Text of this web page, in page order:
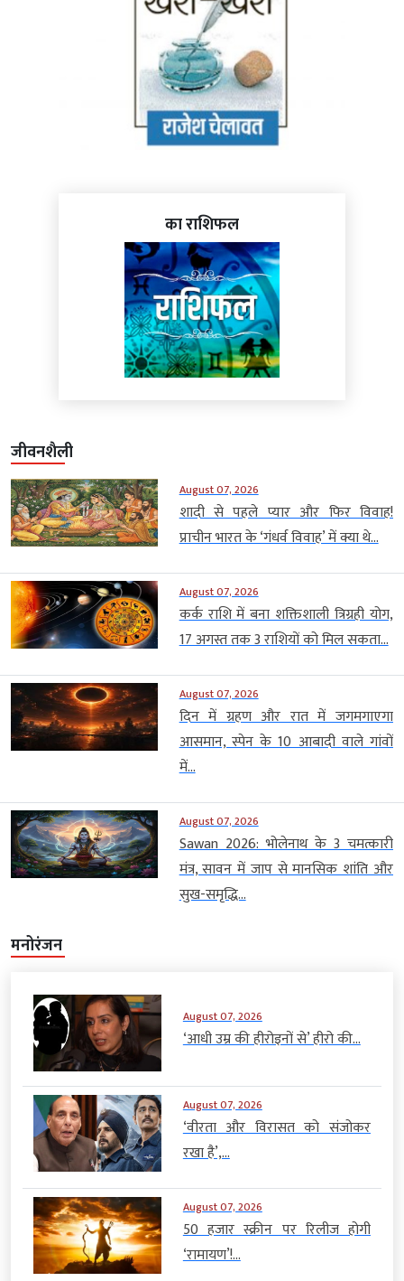
का राशिफल
जीवनशैली
August 07, 2026
शादी से पहले प्यार और फिर विवाह!
प्राचीन भारत के ‘गंधर्व विवाह’ में क्या थे...
August 07, 2026
कर्क राशि में बना शक्तिशाली त्रिग्रही योग,
17 अगस्त तक 3 राशियों को मिल सकता...
August 07, 2026
दिन में ग्रहण और रात में जगमगाएगा
आसमान, स्पेन के 10 आबादी वाले गांवों
में...
August 07, 2026
Sawan 2026: भोलेनाथ के 3 चमत्कारी
मंत्र, सावन में जाप से मानसिक शांति और
सुख-समृद्धि...
मनोरंजन
August 07, 2026
‘आधी उम्र की हीरोइनों से’ हीरो की...
August 07, 2026
‘वीरता और विरासत को संजोकर
रखा है’,...
August 07, 2026
50 हजार स्क्रीन पर रिलीज होगी
‘रामायण’!...